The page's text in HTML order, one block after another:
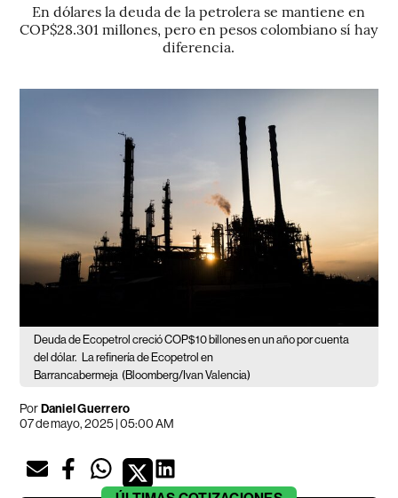
En dólares la deuda de la petrolera se mantiene en
COP$28.301 millones, pero en pesos colombiano sí hay
diferencia.
Deuda de Ecopetrol creció COP$10 billones en un año por cuenta
del dólar. La refinería de Ecopetrol en
Barrancabermeja (Bloomberg/Ivan Valencia)
PorDaniel Guerrero
07 de mayo, 2025 | 05:00 AM